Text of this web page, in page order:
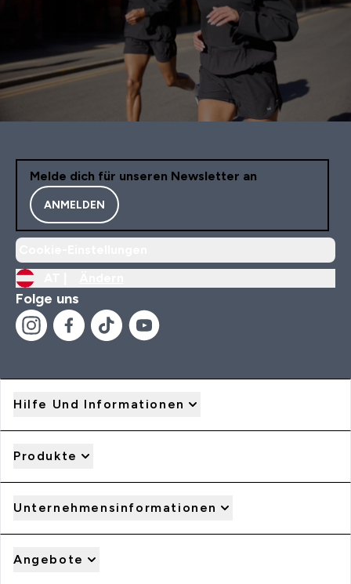
Melde dich für unseren Newsletter an
ANMELDEN
Folge uns
Hilfe Und Informationen
Produkte
Unternehmensinformationen
Angebote